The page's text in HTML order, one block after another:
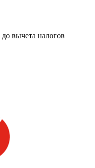
до вычета налогов